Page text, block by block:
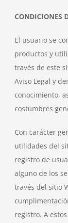
CONDICIONES
El usuario se
productos y
través de este
Aviso Legal y
conocimiento,
costumbres
Con carácter
utilidades del
registro de
alguno de los
través del sitio
registro. A